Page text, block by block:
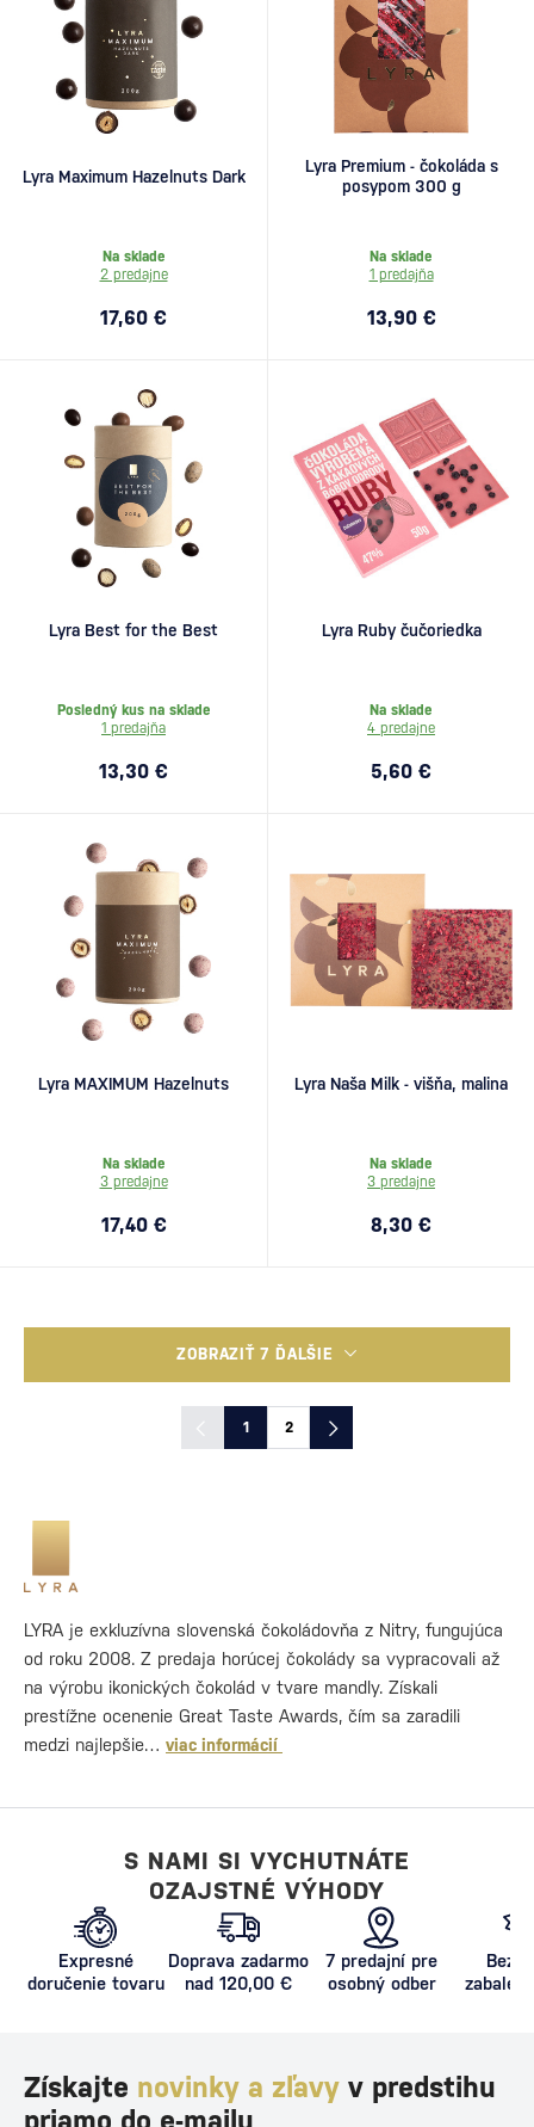
Lyra Maximum Hazelnuts Dark
Na sklade
2 predajne
17,60 €
Lyra Premium - čokoláda s
posypom 300 g
Na sklade
1 predajňa
13,90 €
Lyra Best for the Best
Posledný kus na sklade
1 predajňa
13,30 €
Lyra Ruby čučoriedka
Na sklade
4 predajne
5,60 €
Lyra MAXIMUM Hazelnuts
Na sklade
3 predajne
17,40 €
Lyra Naša Milk - višňa, malina
Na sklade
3 predajne
8,30 €
ZOBRAZIŤ 7 ĎALŠIE
1 2
LYRA je exkluzívna slovenská čokoládovňa z Nitry, fungujúca
od roku 2008. Z predaja horúcej čokolády sa vypracovali až
na výrobu ikonických čokolád v tvare mandly. Získali
prestížne ocenenie Great Taste Awards, čím sa zaradili
medzi najlepšie… viac informácií
S NAMI SI VYCHUTNÁTE
OZAJSTNÉ VÝHODY
Expresné
doručenie tovaru
Doprava zadarmo
nad 120,00 €
7 predajní pre
osobný odber
Získajte novinky a zľavy v predstihu